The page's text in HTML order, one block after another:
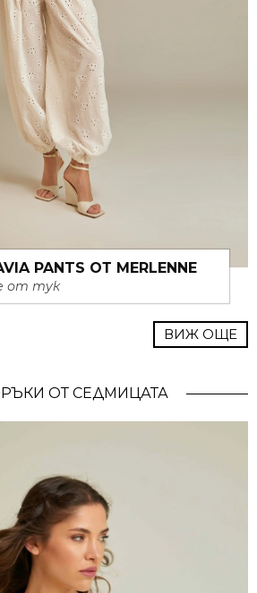
PANTS ОТ MERLENNE
от тук
ВИЖ ОЩЕ
ОТ СЕДМИЦАТА